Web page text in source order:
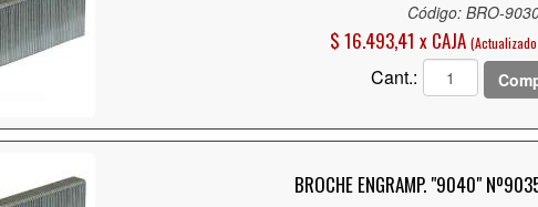
Código: BRO-
$ 16.493,41 x CAJA
Cant.:
BROCHE ENGRAMP. "9040"